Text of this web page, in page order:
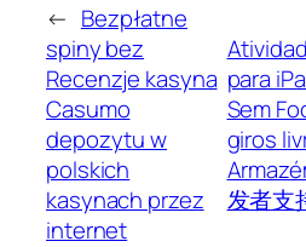
← Bezpłatne
spiny bez
Recenzje kasyna
Casumo
depozytu w
polskich
kasynach przez
internet
para
Sem
giros
发者支